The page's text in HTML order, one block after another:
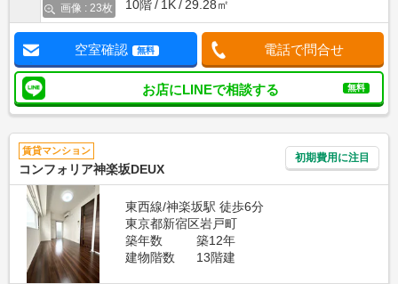
画像 : 23枚
10階
1K 29.28㎡
空室確認 無料 電話で問合せ
お店にLINEで相談する 無料
賃貸マンション
コンフォリア神楽坂DEUX
初期費用に注目
東西線/神楽坂駅 徒歩6分
東京都新宿区岩戸町
築年数
築12年
建物階数
13階建